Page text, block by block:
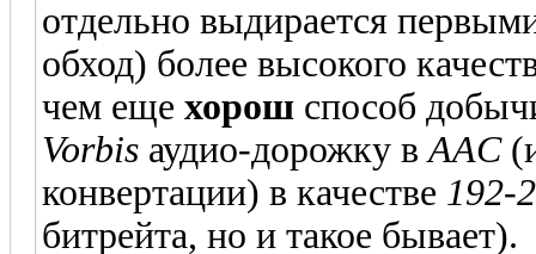
отдельно выдирается
обход) более высокого
чем еще хорош способ
Vorbis аудио-дорожку в AAC
конвертации) в качестве 192-
битрейта, но и такое бывает).